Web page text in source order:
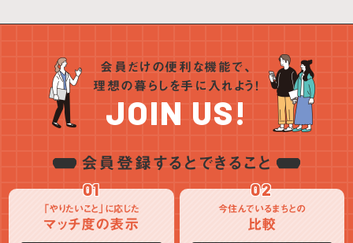
会員だけの便利な機能で、
理想の暮らしを手に入れよう！
JOIN US!
会員登録するとできること
01
「やりたいこと」に応じた
マッチ度の表示
02
今住んでいるまちとの
比較